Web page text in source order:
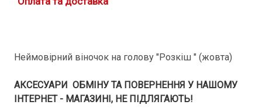
Неймовірний віночок на голову "Розкіш " (жовта)
АКСЕСУАРИ ОБМІНУ ТА ПОВЕРНЕННЯ У НАШОМУ
ІНТЕРНЕТ - МАГАЗИНІ, НЕ ПІДЛЯГАЮТЬ!